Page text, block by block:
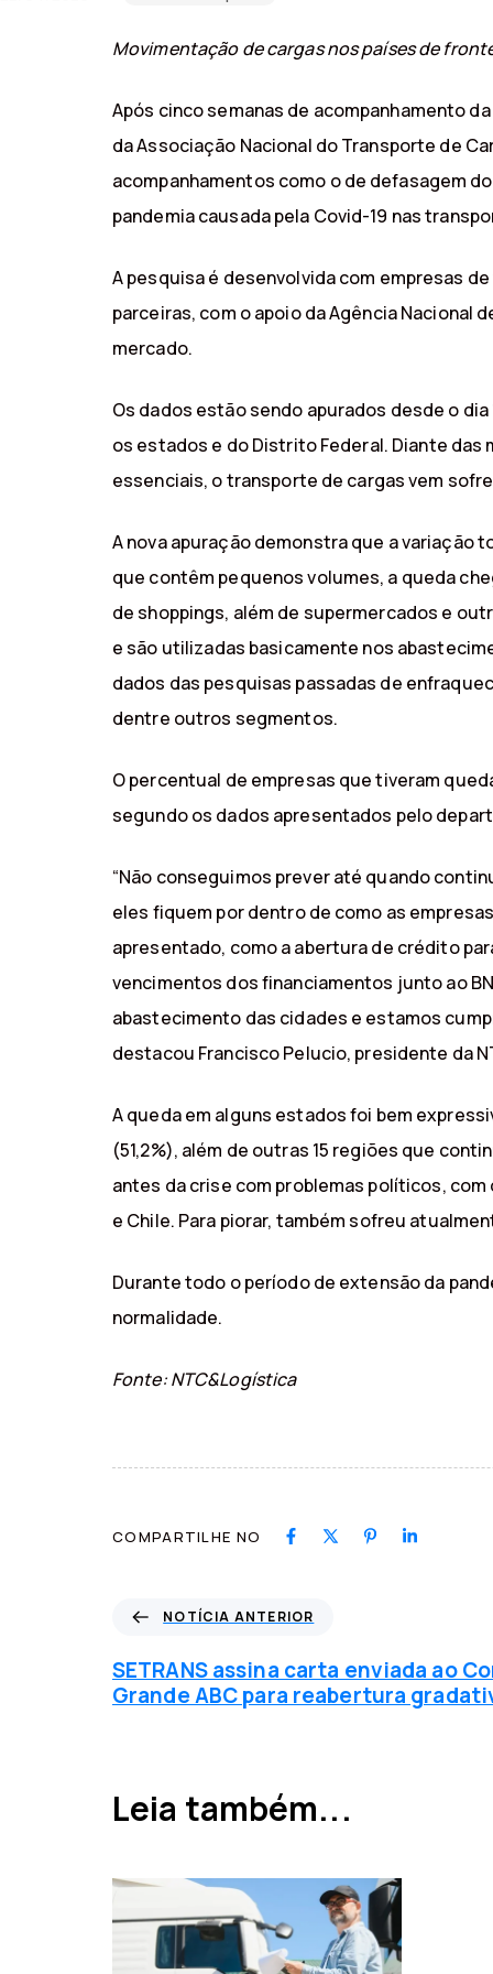
Movimentação de cargas nos países de
Após cinco semanas de acompanhamento
da Associação Nacional do Transporte de
acompanhamentos como o de defasagem
pandemia causada pela Covid-19 nas
A pesquisa é desenvolvida com empresas
parceiras, com o apoio da Agência
mercado.
Os dados estão sendo apurados desde o
os estados e do Distrito Federal. Diante
essenciais, o transporte de cargas vem
A nova apuração demonstra que a variação
que contêm pequenos volumes, a queda
de shoppings, além de supermercados e
e são utilizadas basicamente nos
dados das pesquisas passadas de
dentre outros segmentos.
O percentual de empresas que tiveram
segundo os dados apresentados pelo
“Não conseguimos prever até quando
eles fiquem por dentro de como as
apresentado, como a abertura de crédito
vencimentos dos financiamentos junto ao
abastecimento das cidades e estamos
destacou Francisco Pelucio, presidente da
A queda em alguns estados foi bem
(51,2%), além de outras 15 regiões que
antes da crise com problemas políticos,
e Chile. Para piorar, também sofreu
Durante todo o período de extensão da
normalidade.
Fonte: NTC&Logística
COMPARTILHE NO
t
í
c
n
r
i
NOTÍCIA ANTERIOR
SETRANS assina carta enviada ao
Grande ABC para reabertura
Leia também...